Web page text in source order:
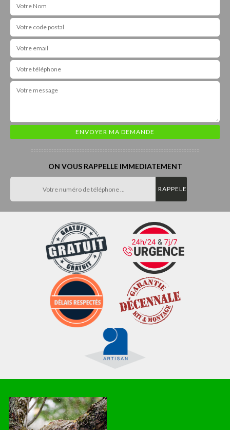
ON VOUS RAPPELLE IMMEDIATEMENT